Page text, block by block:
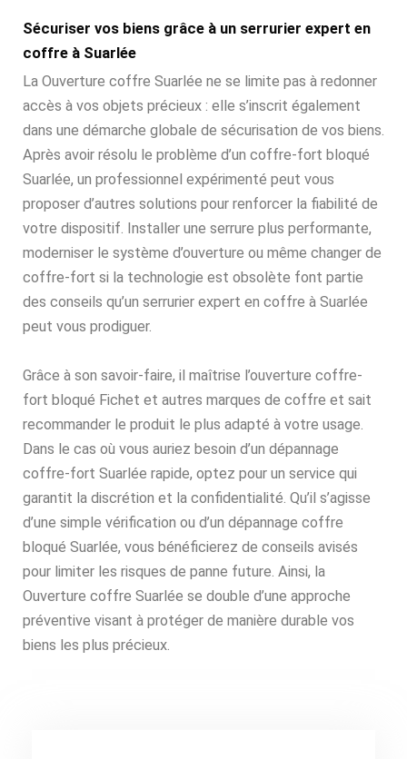
Sécuriser vos biens grâce à un serrurier expert en
coffre à Suarlée
La Ouverture coffre Suarlée ne se limite pas à redonner
accès à vos objets précieux : elle s’inscrit également
dans une démarche globale de sécurisation de vos biens.
Après avoir résolu le problème d’un coffre-fort bloqué
Suarlée, un professionnel expérimenté peut vous
proposer d’autres solutions pour renforcer la fiabilité de
votre dispositif. Installer une serrure plus performante,
moderniser le système d’ouverture ou même changer de
coffre-fort si la technologie est obsolète font partie
des conseils qu’un serrurier expert en coffre à Suarlée
peut vous prodiguer.
Grâce à son savoir-faire, il maîtrise l’ouverture coffre-
fort bloqué Fichet et autres marques de coffre et sait
recommander le produit le plus adapté à votre usage.
Dans le cas où vous auriez besoin d’un dépannage
coffre-fort Suarlée rapide, optez pour un service qui
garantit la discrétion et la confidentialité. Qu’il s’agisse
d’une simple vérification ou d’un dépannage coffre
bloqué Suarlée, vous bénéficierez de conseils avisés
pour limiter les risques de panne future. Ainsi, la
Ouverture coffre Suarlée se double d’une approche
préventive visant à protéger de manière durable vos
biens les plus précieux.